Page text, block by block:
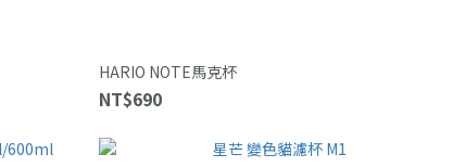
HARIO NOTE馬克杯
NT$690